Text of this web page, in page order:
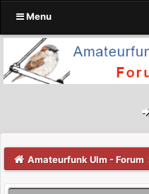
Menu
Amateurfunk Ulm - Forum